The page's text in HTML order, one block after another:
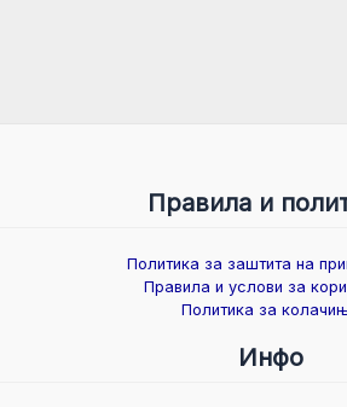
Правила и
Политика за заштита на
Правила и услови за
Политика за
Инфо